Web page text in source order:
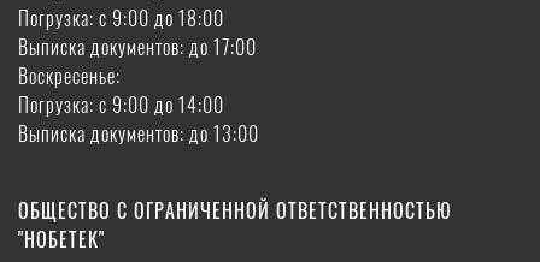
Погрузка: с 9:00 до 18:00
Выписка документов: до 17:00
Воскресенье:
Погрузка: с 9:00 до 14:00
Выписка документов: до 13:00
ОБЩЕСТВО С ОГРАНИЧЕННОЙ ОТВЕТСТВЕННОСТЬЮ
"НОБЕТЕК"